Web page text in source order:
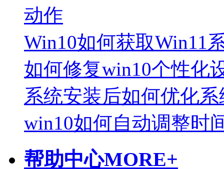
动作
Win10如何获取Win11
如何修复win10个性化
系统安装后如何优化
win10如何自动调整时
帮助中心MORE+